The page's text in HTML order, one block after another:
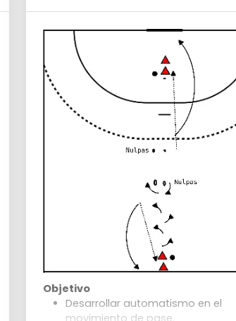
Objetivo
Desarrollar automatismo en el
movimiento de pase.